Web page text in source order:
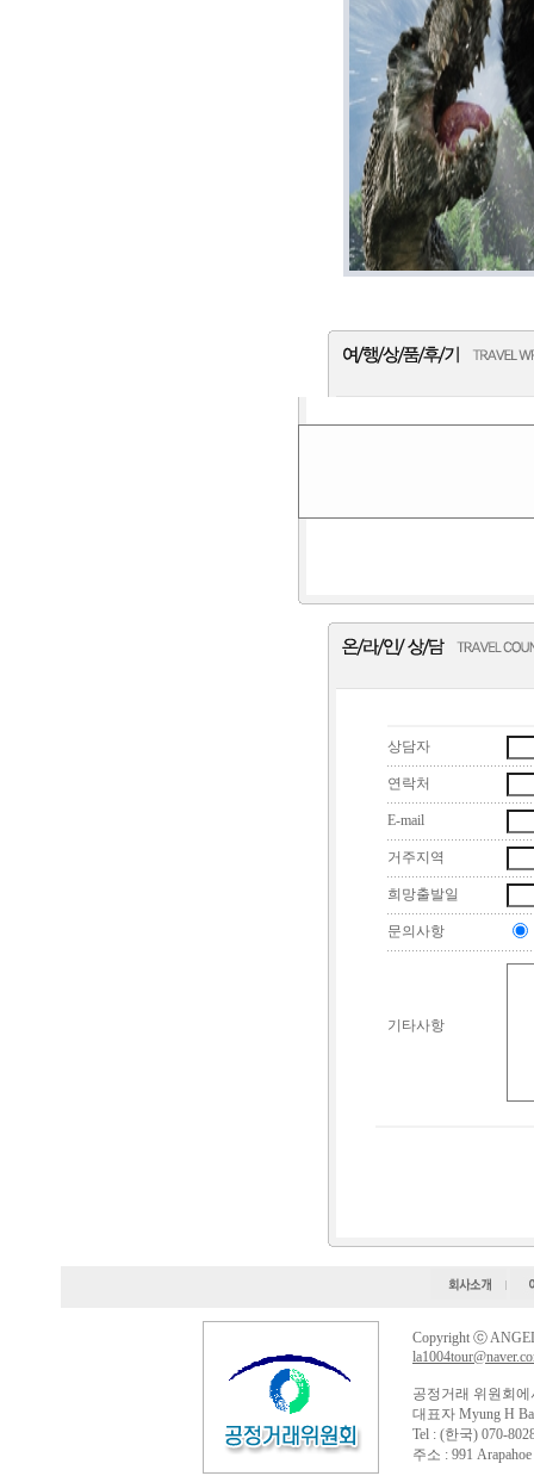
Copyright ⓒ
공정거래 위원회
대표자 Myung H
Tel : (한국) 070-
주소 : 991